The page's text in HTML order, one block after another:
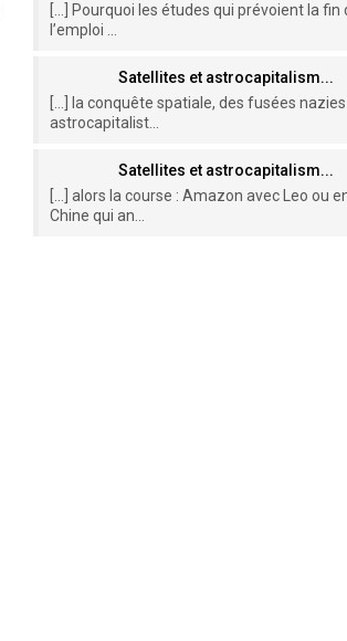
[…] Pourquoi les études qui prévoient la fin
l’emploi ...
Satellites et astrocapitalism...
[…] la conquête spatiale, des fusées
astrocapitalist...
Satellites et astrocapitalism...
[…] alors la course : Amazon avec Leo ou
Chine qui an...